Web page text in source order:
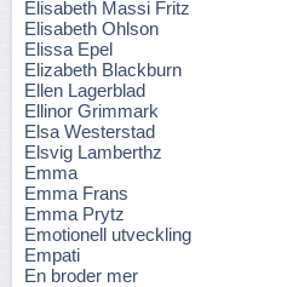
Elisabeth Massi Fritz
Elisabeth Ohlson
Elissa Epel
Elizabeth Blackburn
Ellen Lagerblad
Ellinor Grimmark
Elsa Westerstad
Elsvig Lamberthz
Emma
Emma Frans
Emma Prytz
Emotionell utveckling
Empati
En broder mer